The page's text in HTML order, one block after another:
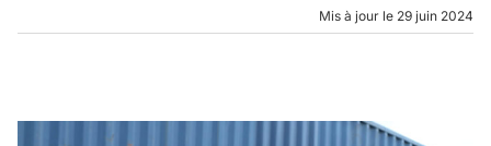
Mis à jour le 29 juin 2024